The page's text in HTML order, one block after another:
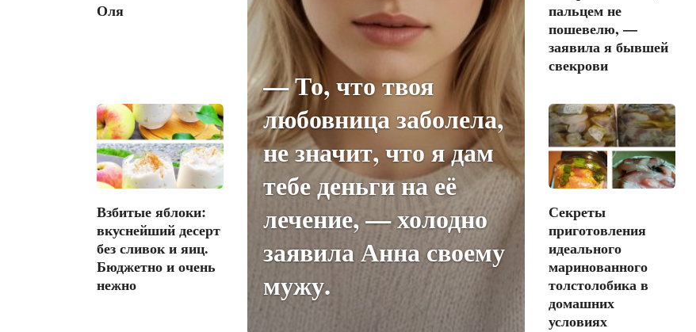
Оля
— То, что твоя
любовница заболела,
не значит, что я дам
тебе деньги на её
лечение, — холодно
заявила Анна своему
мужу.
пальцем не
пошевелю, —
заявила я бывшей
свекрови
Взбитые яблоки:
вкуснейший десерт
без сливок и яиц.
Бюджетно и очень
нежно
Секреты
приготовления
идеального
маринованного
толстолобика в
домашних
условиях